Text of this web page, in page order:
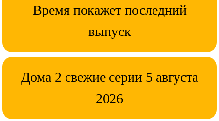
Время покажет последний
выпуск
Дома 2 свежие серии 5 августа
2026